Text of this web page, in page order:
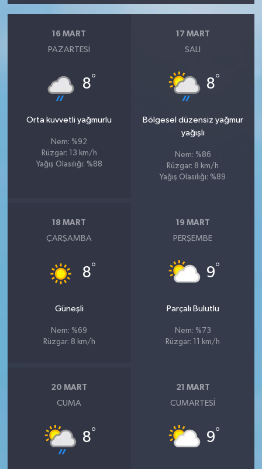
16 MART
PAZARTESI
8°
Orta kuvvetli yağmurlu
Nem: %92
Rüzgar: 13 km/h
Yağış Olasılığı: %88
17 MART
SALI
8°
Bölgesel düzensiz yağmur
yağışlı
Nem: %86
Rüzgar: 8 km/h
Yağış Olasılığı: %89
18 MART
ÇARŞAMBA
8°
Güneşli
Nem: %69
Rüzgar: 8 km/h
19 MART
PERŞEMBE
9°
Parçalı Bulutlu
Nem: %73
Rüzgar: 11 km/h
20 MART
CUMA
8°
21 MART
CUMARTESI
9°